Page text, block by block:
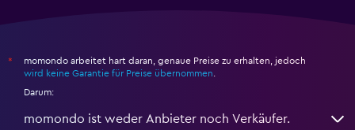
*
momondo arbeitet hart daran, genaue Preise zu erhalten, jedoch
wird keine Garantie für Preise übernommen
Darum:
momondo ist weder Anbieter noch Verkäufer.